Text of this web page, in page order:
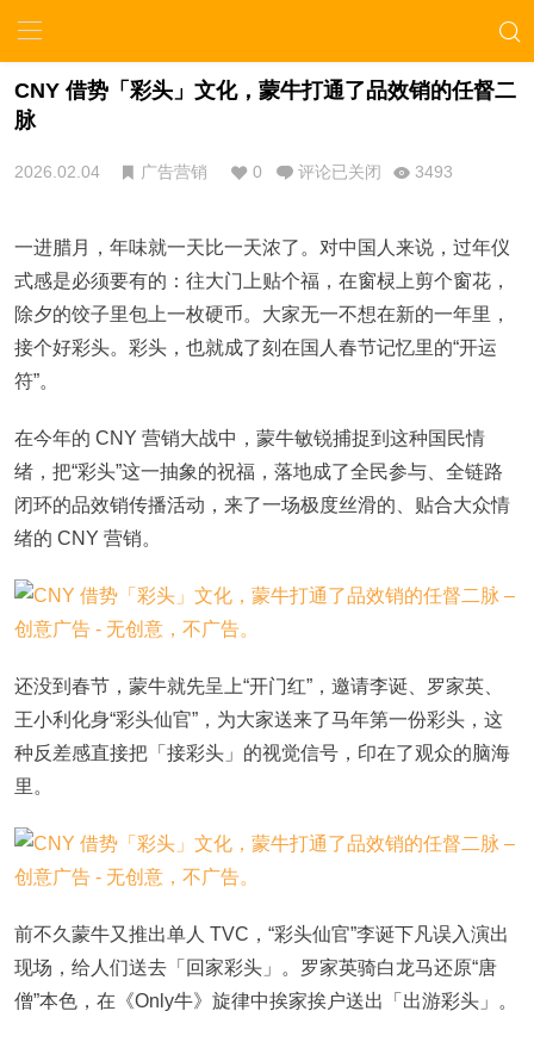
CNY 借势「彩头」文化，蒙牛打通了品效销的任督二
脉
2026.02.04 广告营销 0 评论已关闭 3493
一进腊月，年味就一天比一天浓了。对中国人来说，过年仪
式感是必须要有的：往大门上贴个福，在窗棂上剪个窗花，
除夕的饺子里包上一枚硬币。大家无一不想在新的一年里，
接个好彩头。彩头，也就成了刻在国人春节记忆里的“开运
符”。
在今年的 CNY 营销大战中，蒙牛敏锐捕捉到这种国民情
绪，把“彩头”这一抽象的祝福，落地成了全民参与、全链路
闭环的品效销传播活动，来了一场极度丝滑的、贴合大众情
绪的 CNY 营销。
还没到春节，蒙牛就先呈上“开门红”，邀请李诞、罗家英、
王小利化身“彩头仙官”，为大家送来了马年第一份彩头，这
种反差感直接把「接彩头」的视觉信号，印在了观众的脑海
里。
前不久蒙牛又推出单人 TVC，“彩头仙官”李诞下凡误入演出
现场，给人们送去「回家彩头」。罗家英骑白龙马还原“唐
僧”本色，在《Only牛》旋律中挨家挨户送出「出游彩头」。